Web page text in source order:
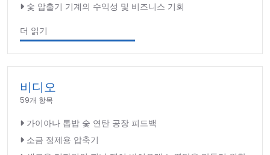
숯 압출기 기계의 수익성 및 비즈니스 기회
더 읽기
비디오
59개 항목
가이아나 톱밥 숯 연탄 공장 피드백
소금 정제용 압축기